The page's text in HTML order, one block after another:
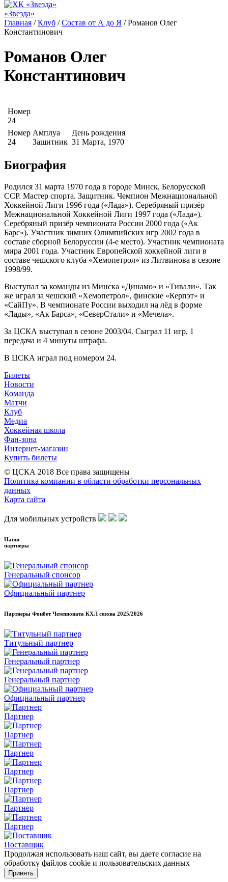
«Звезда»
Главная /Клуб /Состав от А до Я /Романов Олег
Константинович
Романов Олег
Константинович
Номер
24
Номер
24
Амплуа
Защитник
День рождения
31 Марта, 1970
Биография
Родился 31 марта 1970 года в городе Минск, Белорусской
ССР. Мастер спорта. Защитник. Чемпион Межнациональной
Хоккейной Лиги 1996 года («Лада»). Серебряный призёр
Межнациональной Хоккейной Лиги 1997 года («Лада»).
Серебряный призёр чемпионата России 2000 года («Ак
Барс»). Участник зимних Олимпийских игр 2002 года в
составе сборной Белоруссии (4-е место). Участник чемпионата
мира 2001 года. Участник Европейской хоккейной лиги в
составе чешского клуба «Хемопетрол» из Литвинова в сезоне
1998/99.
Выступал за команды из Минска «Динамо» и «Тивали». Так
же играл за чешский «Хемопетрол», финские «Керпэт» и
«СайПу». В чемпионате России выходил на лёд в форме
«Лады», «Ак Барса», «СеверСтали» и «Мечела».
За ЦСКА выступал в сезоне 2003/04. Сыграл 11 игр, 1
передача и 4 минуты штрафа.
В ЦСКА играл под номером 24.
Билеты
Новости
Команда
Матчи
Клуб
Медиа
Хоккейная школа
Фан-зона
Интернет-магазин
Купить билеты
© ЦСКА 2018 Все права защищены
Политика компании в области обработки персональных
данных
Карта сайта
Для мобильных устройств
Наши
партнеры
Генеральный спонсор
Официальный партнер
Партнеры Фонбет Чемпионата КХЛ сезона 2025/2026
Титульный партнер
Генеральный партнер
Генеральный партнер
Официальный партнер
Партнер
Партнер
Партнер
Партнер
Партнер
Партнер
Партнер
Поставщик
Продолжая использовать наш сайт, вы даете согласие на
обработку файлов cookie и пользовательских данных
Принять